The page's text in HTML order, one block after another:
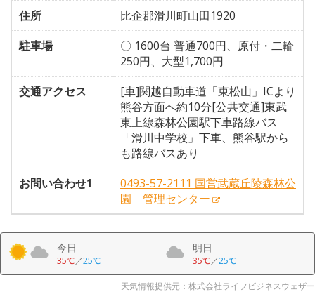
住所
比企郡滑川町山田1920
駐車場
〇 1600台 普通700円、原付・二輪
250円、大型1,700円
交通アクセス
[車]関越自動車道「東松山」ICより
熊谷方面へ約10分[公共交通]東武
東上線森林公園駅下車路線バス
「滑川中学校」下車、熊谷駅から
も路線バスあり
お問い合わせ1
0493-57-2111 国営武蔵丘陵森林公
園 管理センター
今日
35℃／25℃
明日
35℃／25℃
天気情報提供元：株式会社ライフビジネスウェザー